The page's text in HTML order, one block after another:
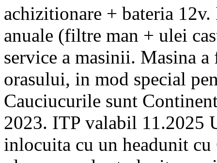
achizitionare + bateria
anuale (filtre man + ulei
service a masinii. Masina
orasului, in mod special
Cauciucurile sunt
2023. ITP valabil 11.2025
inlocuita cu un headunit